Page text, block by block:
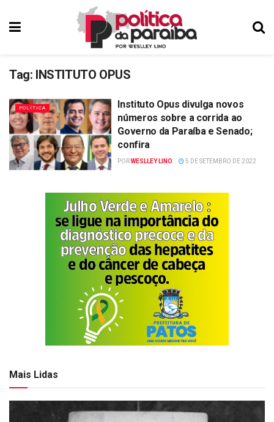
Tag: INSTITUTO OPUS
POLÍTICA
Instituto Opus divulga novos
números sobre a corrida ao
Governo da Paraíba e Senado;
confira
PORWESLLEY LINO 5 DE SETEMBRO DE 2022
Mais Lidas